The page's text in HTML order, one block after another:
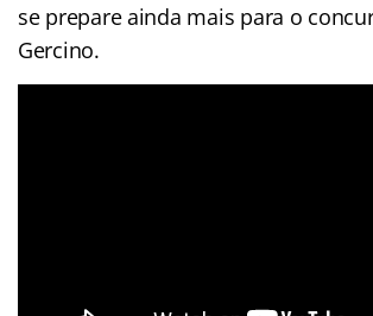
se prepare ainda mais para o
Gercino.